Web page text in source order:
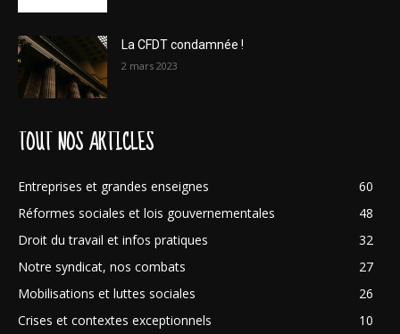
La CFDT condamnée !
2 mars 2023
TOUT NOS ARTICLES
Entreprises et grandes enseignes
60
Réformes sociales et lois gouvernementales
48
Droit du travail et infos pratiques
32
Notre syndicat, nos combats
27
Mobilisations et luttes sociales
26
Crises et contextes exceptionnels
10